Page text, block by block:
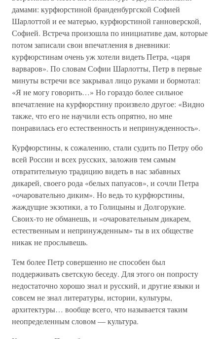
дамами: курфюрстиной бранденбургской Софией
Шарлоттой и ее матерью, курфюрстиной ганноверской,
Софией. Встреча произошла по инициативе дам, которые
потом записали свои впечатления в дневники:
курфюрстинам очень уж хотели видеть Петра, «царя
варваров». По словам Софии Шарлотты, Петр в первые
минуты встречи все закрывал лицо руками и бормотал:
«Я не могу говорить…» Но гораздо более сильное
впечатление на курфюрстину произвело другое: «Видно
также, что его не научили есть опрятно, но мне
понравилась его естественность и непринужденность».
Курфюрстины, к сожалению, стали судить по Петру обо
всей России и всех русских, заложив тем самым
отвратительную традицию видеть в нас забавных
дикарей, своего рода «белых папуасов», и сочли Петра
«очаровательно диким». Но ведь то курфюрстины,
жаждущие экзотики, а то Голицыны и Долгорукие.
Своих-то не обманешь, и «очаровательным дикарем,
естественным и непринужденным» ты в их обществе
никак не прослывешь.
Тем более Петр совершенно не способен был
поддерживать светскую беседу. Для этого он попросту
недостаточно хорошо знал и русский, и другие языки и
совсем не знал литературы, истории, культуры,
архитектуры… вообще всего, что называется таким
неопределенным словом — культура.